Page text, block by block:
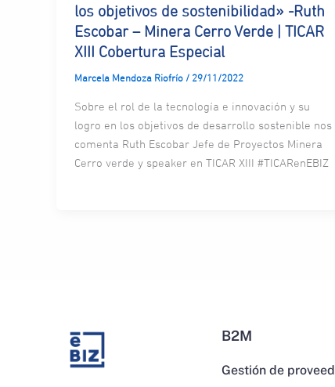
los objetivos de sostenibilidad» -Ruth
Escobar – Minera Cerro Verde | TICAR
XIII Cobertura Especial
Marcela Mendoza Riofrío / 29/11/2022
Sobre el rol de la tecnología e innovación y su
logro en los objetivos de desarrollo sostenible nos
comenta Ruth Escobar Jefe de Proyectos Minera
Cerro verde y speaker en TICAR XIII #TICARenEBIZ
B2M
Gestión de